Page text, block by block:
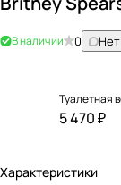
В наличии 0
Туалетная
5 470 ₽
Характеристики